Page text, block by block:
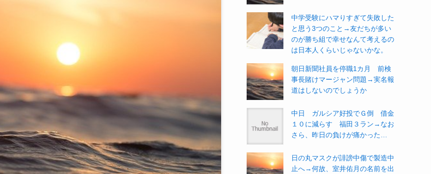
中学受験にハマりすぎて失敗した
と思う3つのこと→友だちが多い
のが勝ち組で幸せなんて考えるの
は日本人くらいじゃないかな。
朝日新聞社員を停職1カ月 前検
事長賭けマージャン問題→実名報
道はしないのでしょうか
中日 ガルシア好投でＧ倒 借金
１０に減らす 福田３ラン→なお
さら、昨日の負けが痛かった…
日の丸マスクが誹謗中傷で製造中
止へ→何故、室井佑月の名前を出